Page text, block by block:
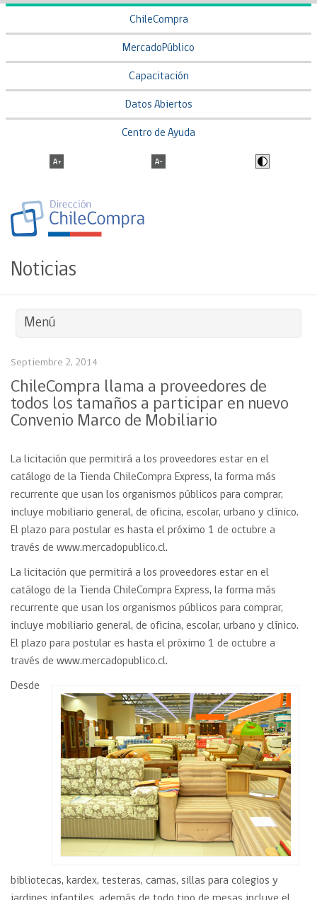
ChileCompra
MercadoPúblico
Capacitación
Datos Abiertos
Centro de Ayuda
Noticias
Menú
Septiembre 2, 2014
ChileCompra llama a proveedores de
todos los tamaños a participar en nuevo
Convenio Marco de Mobiliario
La licitación que permitirá a los proveedores estar en el
catálogo de la Tienda ChileCompra Express, la forma más
recurrente que usan los organismos públicos para comprar,
incluye mobiliario general, de oficina, escolar, urbano y clínico.
El plazo para postular es hasta el próximo 1 de octubre a
través de www.mercadopublico.cl.
La licitación que permitirá a los proveedores estar en el
catálogo de la Tienda ChileCompra Express, la forma más
recurrente que usan los organismos públicos para comprar,
incluye mobiliario general, de oficina, escolar, urbano y clínico.
El plazo para postular es hasta el próximo 1 de octubre a
través de www.mercadopublico.cl.
Desde
bibliotecas, kardex, testeras, camas, sillas para colegios y